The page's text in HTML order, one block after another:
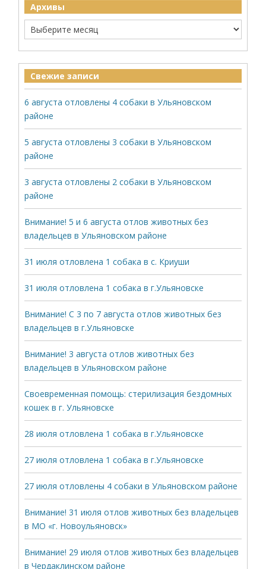
Архивы
Свежие записи
6 августа отловлены 4 собаки в Ульяновском
районе
5 августа отловлены 3 собаки в Ульяновском
районе
3 августа отловлены 2 собаки в Ульяновском
районе
Внимание! 5 и 6 августа отлов животных без
владельцев в Ульяновском районе
31 июля отловлена 1 собака в с. Криуши
31 июля отловлена 1 собака в г.Ульяновске
Внимание! С 3 по 7 августа отлов животных без
владельцев в г.Ульяновске
Внимание! 3 августа отлов животных без
владельцев в Ульяновском районе
Своевременная помощь: стерилизация бездомных
кошек в г. Ульяновске
28 июля отловлена 1 собака в г.Ульяновске
27 июля отловлена 1 собака в г.Ульяновске
27 июля отловлены 4 собаки в Ульяновском районе
Внимание! 31 июля отлов животных без владельцев
в МО «г. Новоульяновск»
Внимание! 29 июля отлов животных без владельцев
в Чердаклинском районе